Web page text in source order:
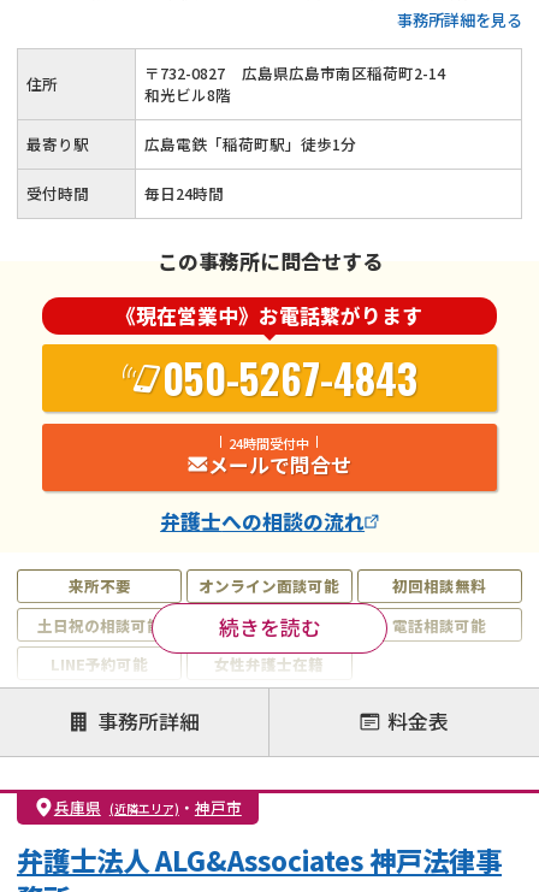
迅速に解決◆毎日24時間ご相談受付、忙しい方もいつでもご
相談できる◆広島電鉄「稲荷町駅」から徒歩1分◆離婚問題で
お悩みの方は当事務所へお任せを◎
事務所詳細を見る
来所不要 オンライン面談可能
初回相談無料
土日祝の相談可能
19時以降電話可能
電話相談可能
LINE予約可能
女性弁護士在籍
注力案件
離婚前相談
離婚調停
離婚裁判
親権・面会交流権
DV
モラハラ
不貞・不倫慰謝料請求
国際離婚
財産分与
内縁の夫婦 熟年離婚
続きを読む
住所 〒732-0827
広島県広島市南区稲荷町2-14
和光ビル8階
最寄り駅 広島電鉄「稲荷町駅」徒歩1分
受付時間 毎日24時間
この事務所に問合せする
《現在営業中》お電話繋がります
050-5267-4843
24時間受付中
メールで問合せ
弁護士への相談の流れ
事務所詳細 料金表
兵庫県 (近隣エリア) ・ 神戸市
弁護士法人 ALG&Associates 神戸法律事